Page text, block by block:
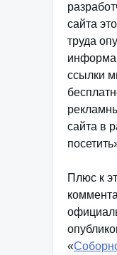
сайта
труда
ссылки
сайта в
Плюс к
«